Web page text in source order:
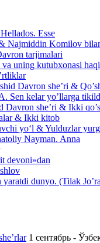
Esse
Najmiddin Komilov
tarjimalari
uning kutubxonasi
Davron she’ri &
Sen kelar yo’llarga
she’ri & Ikki
& Ikki kitob
yo‘l & Yulduzlar
Nayman. Anna
devoni»dan
dunyo. (Tilak
1 сентябрь -